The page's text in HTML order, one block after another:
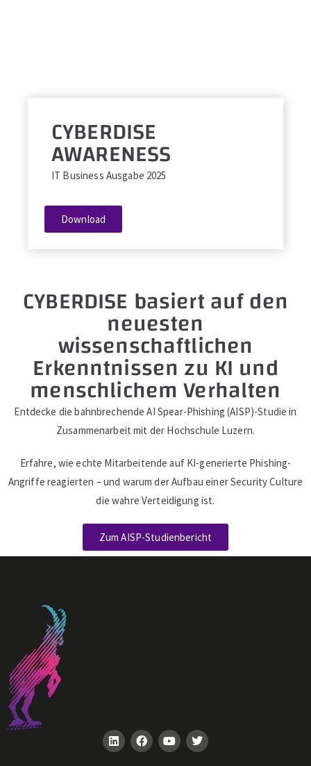
CYBERDISE
AWARENESS
IT Business Ausgabe 2025
Download
CYBERDISE basiert auf den
neuesten
wissenschaftlichen
Erkenntnissen zu KI und
menschlichem Verhalten
Entdecke die bahnbrechende AI Spear-Phishing (AISP)-Studie in
Zusammenarbeit mit der Hochschule Luzern.
Erfahre, wie echte Mitarbeitende auf KI-generierte Phishing-
Angriffe reagierten – und warum der Aufbau einer Security Culture
die wahre Verteidigung ist.
Zum AISP-Studienbericht